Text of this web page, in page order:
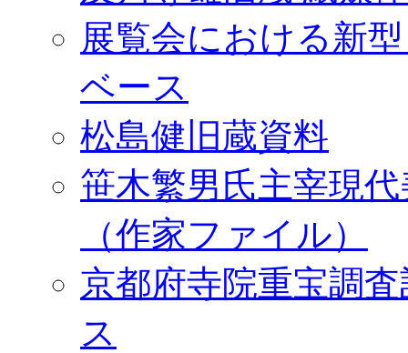
展覧会における新
ベース
松島健旧蔵資料
笹木繁男氏主宰現
（作家ファイル）
京都府寺院重宝調
ス